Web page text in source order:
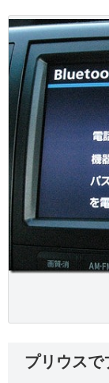
プリウスで